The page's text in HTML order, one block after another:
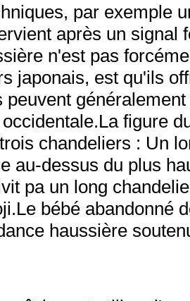
par exemple
après un signal
n'est pas
japonais, est qu'ils
peuvent
figure
chandeliers : Un
au-dessus du plus
pa un long
bébé abandonné
haussière